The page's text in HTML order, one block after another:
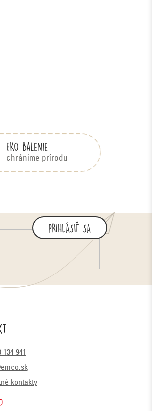
EKO balenie
chránime prírodu
PRIHLÁSIŤ SA
134 941
kontakty